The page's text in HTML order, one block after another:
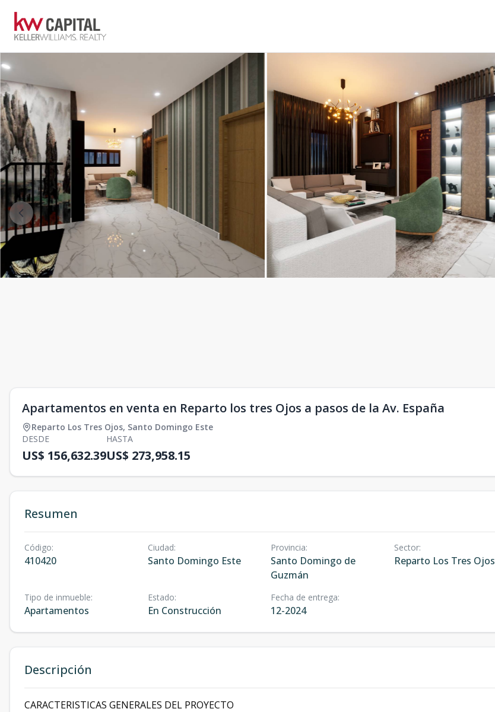
Apartamentos en venta en Reparto los tres Ojos a pasos de la Av. España
Reparto Los Tres Ojos, Santo Domingo Este
DESDE
US$ 156,632.39
HASTA
US$ 273,958.15
Resumen
Código:
410420
Ciudad:
Santo Domingo Este
Provincia:
Santo Domingo de
Guzmán
Sector:
Reparto Los Tres Ojos
Tipo de inmueble:
Apartamentos
Estado:
En Construcción
Fecha de entrega:
12-2024
Descripción
CARACTERISTICAS GENERALES DEL PROYECTO